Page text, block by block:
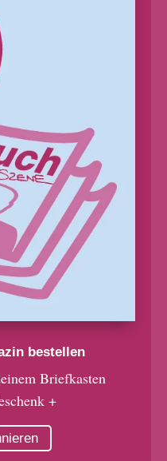
bestellen
Briefkasten
+